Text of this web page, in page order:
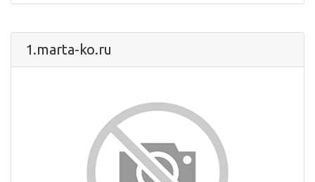
1.marta-ko.ru